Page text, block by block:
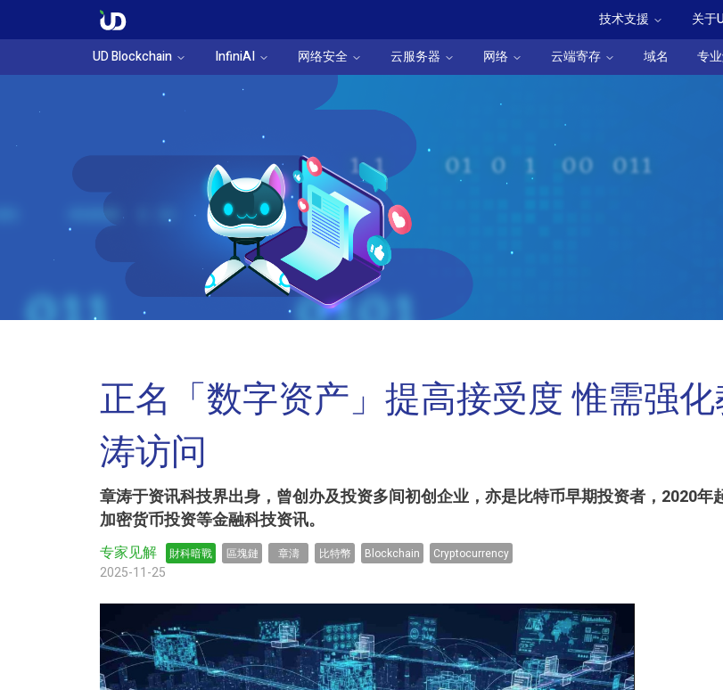
技术支援 关于
UD Blockchain
InfiniAI 网络安全 云服务器 网络 云端寄存 域名 专
正名「数字资产」提高接受度 惟需强
涛访问
章涛于资讯科技界出身，曾创办及投资多间初创企业，亦是比特币早期投资者，2020年
加密货币投资等金融科技资讯。
专家见解 財科暗戰 區塊鏈 章濤 比特幣 Blockchain Cryptocurrency
2025-11-25